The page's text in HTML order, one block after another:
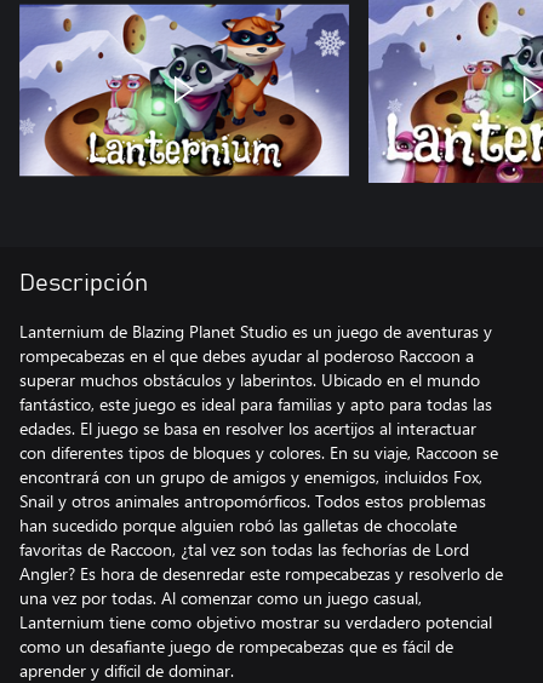
Descripción
Lanternium de Blazing Planet Studio es un juego de aventuras y
rompecabezas en el que debes ayudar al poderoso Raccoon a
superar muchos obstáculos y laberintos. Ubicado en el mundo
fantástico, este juego es ideal para familias y apto para todas las
edades. El juego se basa en resolver los acertijos al interactuar
con diferentes tipos de bloques y colores. En su viaje, Raccoon se
encontrará con un grupo de amigos y enemigos, incluidos Fox,
Snail y otros animales antropomórficos. Todos estos problemas
han sucedido porque alguien robó las galletas de chocolate
favoritas de Raccoon, ¿tal vez son todas las fechorías de Lord
Angler? Es hora de desenredar este rompecabezas y resolverlo de
una vez por todas. Al comenzar como un juego casual,
Lanternium tiene como objetivo mostrar su verdadero potencial
como un desafiante juego de rompecabezas que es fácil de
aprender y difícil de dominar.